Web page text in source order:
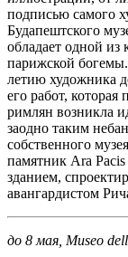
подписью самого
Будапештского
обладает одной из
парижской
летию художника
его работ,
римлян возникла
заодно таким
собственного
памятник Ara
зданием,
авангардистом
до 8 мая, Museo